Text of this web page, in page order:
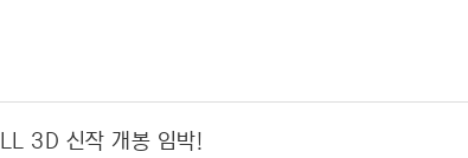
3D 신작 개봉 임박!